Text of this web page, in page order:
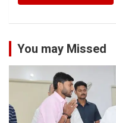
You may Missed